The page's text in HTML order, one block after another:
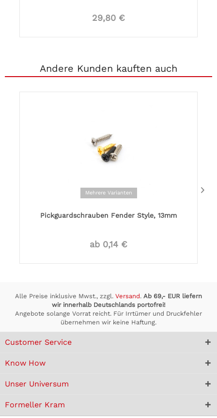
29,80 €
Andere Kunden kauften auch
Mehrere Varianten
Pickguardschrauben Fender Style, 13mm
ab 0,14 €
Alle Preise inklusive Mwst., zzgl. Versand. Ab 69,- EUR liefern
wir innerhalb Deutschlands portofrei!
Angebote solange Vorrat reicht. Für Irrtümer und Druckfehler
übernehmen wir keine Haftung.
Customer Service
Know How
Unser Universum
Formeller Kram